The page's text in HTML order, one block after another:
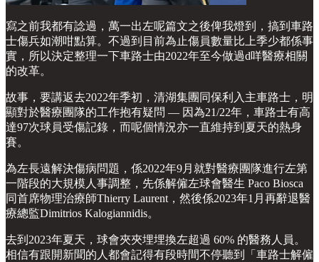
寫之前我都有諗過，萬一出左呢篇文之後俾我燈到，搞到車路
士傷兵如潮咁點算。不過到目前為止傷員數量比上季少都係事
實，所以決定整理一下車路士由2022年至今做過d咩醫療相關
的改革。
故事，要講返去2022年季初，清湖集團同保利入主車路士，明
顯對於醫療團隊的工作抱有疑問 — 因為21/22年，車路士有高
達97次球員受傷記錄，而呢個情況亦一直維持到夏天的熱身
賽。
為左長遠解決傷病問題，係2022年9月就對醫療團隊進行左第
一階段的大規模人事調整，先係解僱左球會醫生 Paco Biosca
同首席物理治療師Thierry Laurent，然後係2023年1月再辭退醫
療總監Dimitrios Kalogiannidis。
去到2023年夏天，球會夾夾埋埋換左超過 60% 的醫務人員。
相信有跟開新聞的人都會記得有段時間不停聽到「車路士解僱